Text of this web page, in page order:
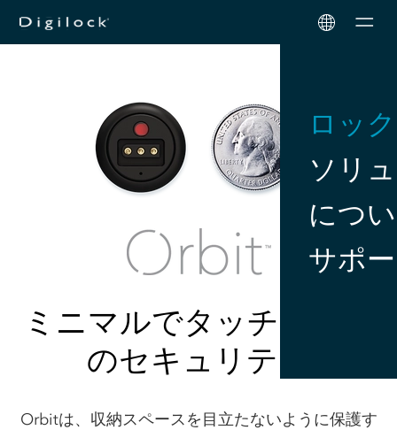
ロック
ソリ
につ
サポ
ミニマルでタッチフリー
のセキュリティ
Orbitは、収納スペースを目立たないように保護す